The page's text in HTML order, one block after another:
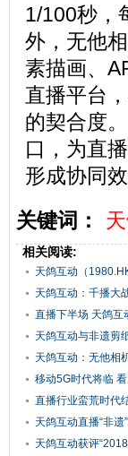
1/100秒，
外，无他
素描画、
直播平台
的契合度
口，为直
形成协同效
关键词：
相关阅读:
天鸽互动（
机
天鸽互动：千播大
直播下半场 天鸽互
天鸽互动与非遗剪
天鸽互动：无他相
移动5G时代将临
直播行业蛮荒时代
天鸽互动直播“非
天鸽互动获评